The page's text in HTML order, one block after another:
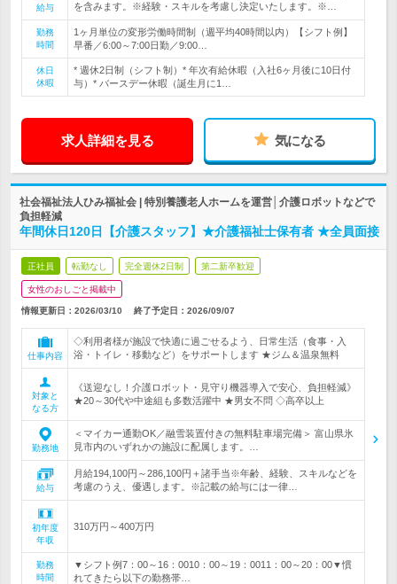
給与
を含みます。※経験・スキルを考慮し決定いたします。※…
勤務
時間
1ヶ月単位の変形労働時間制（週平均40時間以内）【シフト例】
早番／6:00～7:00日勤／9:00…
休日
休暇
* 週休2日制（シフト制）* 年次有給休暇（入社6ヶ月後に10日付
与）* バースデー休暇（誕生月に1…
求人詳細を見る 気になる
社会福祉法人ひみ福祉会 | 特別養護老人ホームを運営│介護ロボットなどで
負担軽減
年間休日120日【介護スタッフ】★介護福祉士保有者 ★全員面接
正社員 転勤なし 完全週休2日制 第二新卒歓迎
女性のおしごと掲載中
情報更新日：2026/03/10 終了予定日： 2026/09/07
仕事内容
◇利用者様が施設で快適に過ごせるよう、日常生活（食事・入
浴・トイレ・移動など）をサポートします ★ジム＆温泉無料
対象と
なる方
《送迎なし！介護ロボット・見守り機器導入で安心、負担軽減》
★20～30代や中途組も多数活躍中 ★男女不問 ◇高卒以上
勤務地
＜マイカー通勤OK／融雪装置付きの無料駐車場完備＞ 富山県氷
見市内のいずれかの施設に配属します。…
給与
月給194,100円～286,100円＋諸手当※年齢、経験、スキルなどを
考慮のうえ、優遇します。※記載の給与には一律…
初年度
年収
310万円～400万円
勤務
時間
▼シフト例7：00～16：0010：00～19：0011：00～20：00▼慣
れてきたら以下の勤務帯…